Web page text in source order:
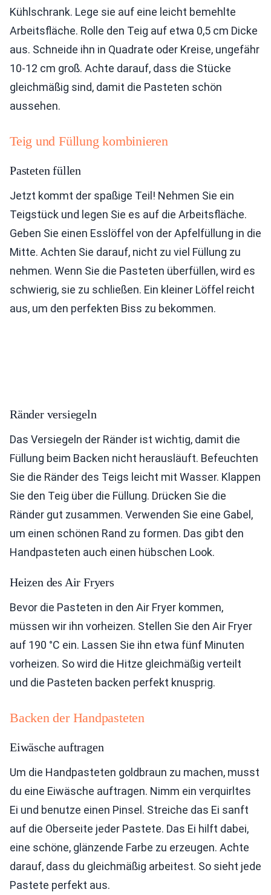
Kühlschrank. Lege sie auf eine leicht bemehlte
Arbeitsfläche. Rolle den Teig auf etwa 0,5 cm Dicke
aus. Schneide ihn in Quadrate oder Kreise, ungefähr
10-12 cm groß. Achte darauf, dass die Stücke
gleichmäßig sind, damit die Pasteten schön
aussehen.
Teig und Füllung kombinieren
Pasteten füllen
Jetzt kommt der spaßige Teil! Nehmen Sie ein
Teigstück und legen Sie es auf die Arbeitsfläche.
Geben Sie einen Esslöffel von der Apfelfüllung in die
Mitte. Achten Sie darauf, nicht zu viel Füllung zu
nehmen. Wenn Sie die Pasteten überfüllen, wird es
schwierig, sie zu schließen. Ein kleiner Löffel reicht
aus, um den perfekten Biss zu bekommen.
Ränder versiegeln
Das Versiegeln der Ränder ist wichtig, damit die
Füllung beim Backen nicht herausläuft. Befeuchten
Sie die Ränder des Teigs leicht mit Wasser. Klappen
Sie den Teig über die Füllung. Drücken Sie die
Ränder gut zusammen. Verwenden Sie eine Gabel,
um einen schönen Rand zu formen. Das gibt den
Handpasteten auch einen hübschen Look.
Heizen des Air Fryers
Bevor die Pasteten in den Air Fryer kommen,
müssen wir ihn vorheizen. Stellen Sie den Air Fryer
auf 190 °C ein. Lassen Sie ihn etwa fünf Minuten
vorheizen. So wird die Hitze gleichmäßig verteilt
und die Pasteten backen perfekt knusprig.
Backen der Handpasteten
Eiwäsche auftragen
Um die Handpasteten goldbraun zu machen, musst
du eine Eiwäsche auftragen. Nimm ein verquirltes
Ei und benutze einen Pinsel. Streiche das Ei sanft
auf die Oberseite jeder Pastete. Das Ei hilft dabei,
eine schöne, glänzende Farbe zu erzeugen. Achte
darauf, dass du gleichmäßig arbeitest. So sieht jede
Pastete perfekt aus.